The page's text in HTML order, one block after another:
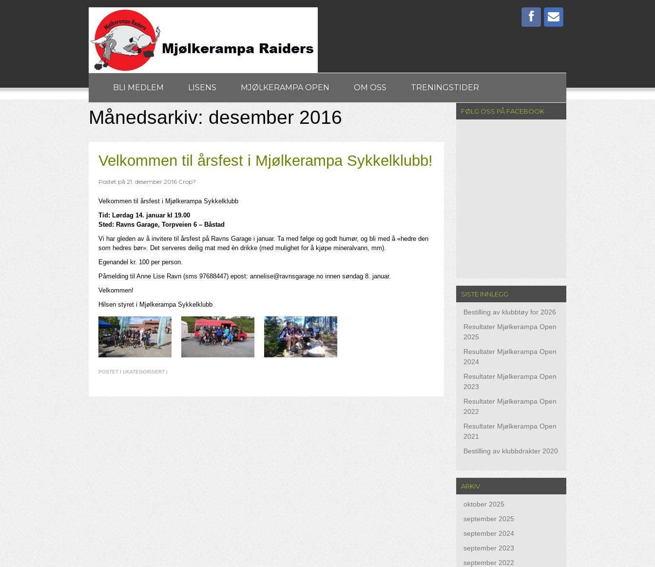
BLI MEDLEM LISENS MJØLKERAMPA OPEN OM OSS TRENINGSTIDER
Månedsarkiv: desember 2016
Velkommen til årsfest i Mjølkerampa Sykkelklubb!
Postet på 21. desember 2016 Crop?
Velkommen til årsfest i Mjølkerampa Sykkelklubb
Tid: Lørdag 14. januar kl 19.00
Sted: Ravns Garage, Torpveien 6 – Båstad
Vi har gleden av å invitere til årsfest på Ravns Garage i januar. Ta med følge og godt humør, og bli med å «hedre den
som hedres bør». Det serveres deilig mat med èn drikke (med mulighet for å kjøpe mineralvann, mm).
Egenandel kr. 100 per person.
Påmelding til Anne Lise Ravn (sms 97688447) epost: annelise@ravnsgarage.no innen søndag 8. januar.
Velkommen!
Hilsen styret i Mjølkerampa Sykkelklubb
POSTET I UKATEGORISERT |
FØLG OSS PÅ FACEBOOK
SISTE INNLEGG
Bestilling av klubbtøy for 2026
Resultater Mjølkerampa Open
2025
Resultater Mjølkerampa Open
2024
Resultater Mjølkerampa Open
2023
Resultater Mjølkerampa Open
2022
Resultater Mjølkerampa Open
2021
Bestilling av klubbdrakter 2020
ARKIV
oktober 2025
september 2025
september 2024
september 2023
september 2022